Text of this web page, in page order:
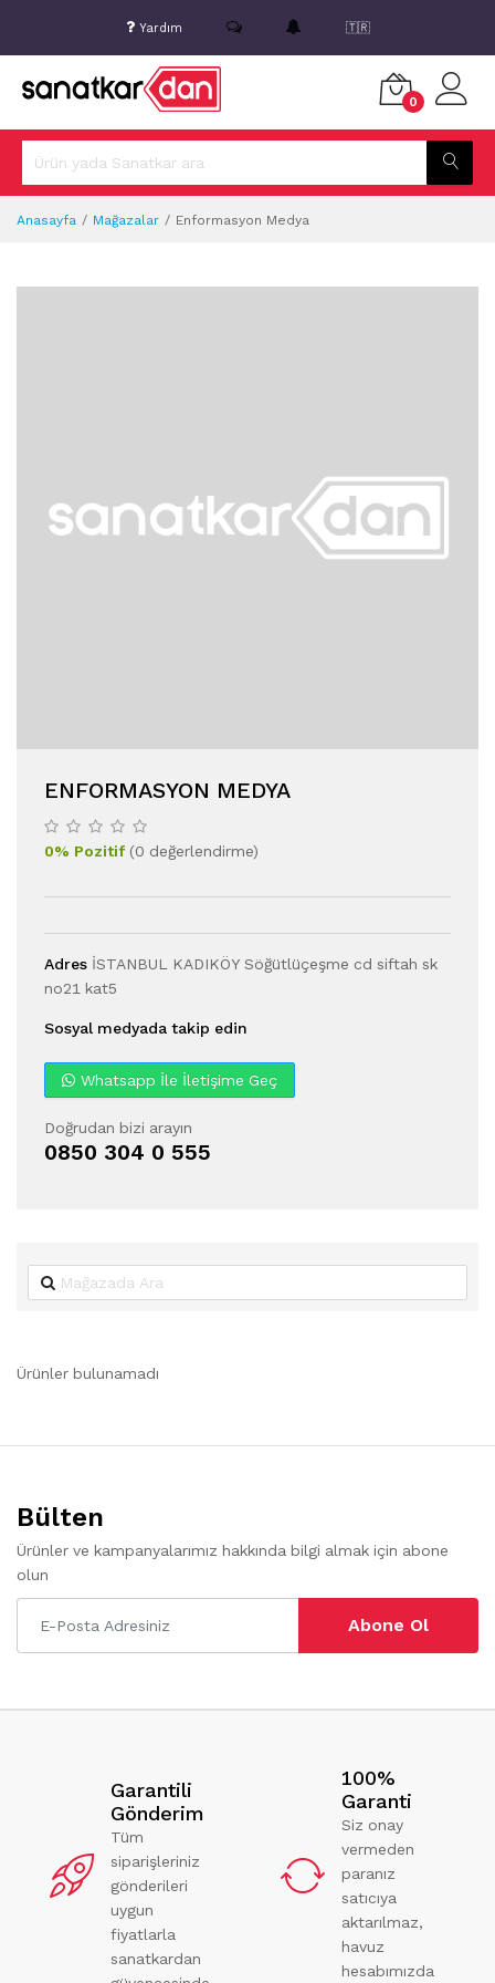
Yardım 🇹🇷
0
Anasayfa Mağazalar Enformasyon Medya
ENFORMASYON MEDYA
0% Pozitif(0 değerlendirme)
Adres İSTANBUL KADIKÖY Söğütlüçeşme cd siftah sk
no21 kat5
Sosyal medyada takip edin
Whatsapp İle İletişime Geç
Doğrudan bizi arayın
0850 304 0 555
Ürünler bulunamadı
Bülten
Ürünler ve kampanyalarımız hakkında bilgi almak için abone
olun
Abone Ol
Garantili
Gönderim
Tüm
siparişleriniz
gönderileri
uygun
fiyatlarla
sanatkardan
100%
Garanti
Siz onay
vermeden
paranız
satıcıya
aktarılmaz,
havuz
hesabımızda